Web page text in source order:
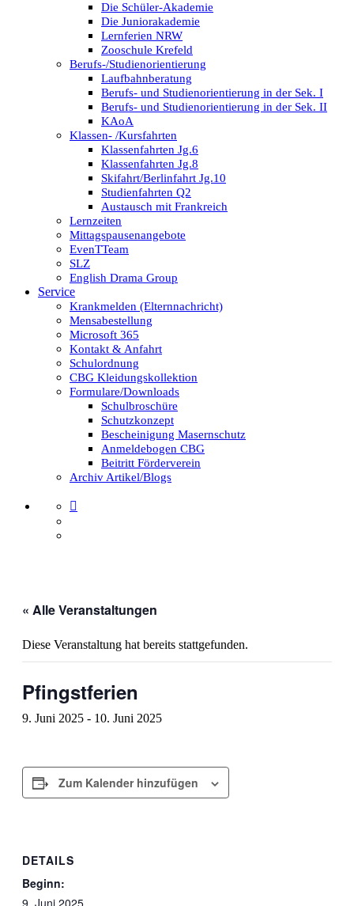
Die Schüler-Akademie
Die Juniorakademie
Lernferien NRW
Zooschule Krefeld
Berufs-/Studienorientierung
Laufbahnberatung
Berufs- und Studienorientierung in der Sek. I
Berufs- und Studienorientierung in der Sek. II
KAoA
Klassen- /Kursfahrten
Klassenfahrten Jg.6
Klassenfahrten Jg.8
Skifahrt/Berlinfahrt Jg.10
Studienfahrten Q2
Austausch mit Frankreich
Lernzeiten
Mittagspausenangebote
EvenTTeam
SLZ
English Drama Group
Service
Krankmelden (Elternnachricht)
Mensabestellung
Microsoft 365
Kontakt & Anfahrt
Schulordnung
CBG Kleidungskollektion
Formulare/Downloads
Schulbroschüre
Schutzkonzept
Bescheinigung Masernschutz
Anmeldebogen CBG
Beitritt Förderverein
Archiv Artikel/Blogs
« Alle Veranstaltungen
Diese Veranstaltung hat bereits stattgefunden.
Pfingstferien
9. Juni 2025 - 10. Juni 2025
Zum Kalender hinzufügen
DETAILS
Beginn:
9. Juni 2025